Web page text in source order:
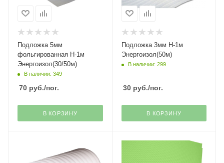
Подложка 5мм
фольгированная H-1м
Энергоизол(30/50м)
В наличии: 349
70 руб./пог.
В КОРЗИНУ
Подложка 3мм H-1м
Энергоизол(50м)
В наличии: 299
30руб./пог.
В КОРЗИНУ